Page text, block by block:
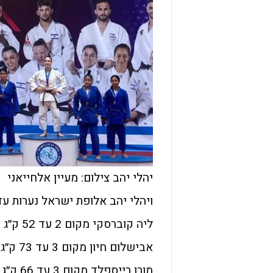
יהלי יהב צילום: מעיין אלחייאני
ויהלי יהב אלופת ישראל נערות עד 52
ליה קוברסקי מקום 2 עד 52 ק״ג
אבישלום חיון מקום 3 עד 73 ק״ג